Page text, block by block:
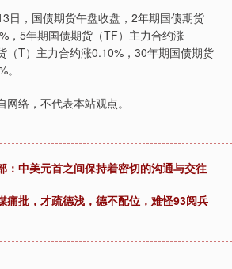
，国债期货午盘收盘，2年期国债期货
，5年期国债期货（TF）主力合约涨
（T）主力合约涨0.10%，30年期国债期货
络，不代表本站观点。
：中美元首之间保持着密切的沟通与交往
痛批，才疏德浅，德不配位，难怪93阅兵